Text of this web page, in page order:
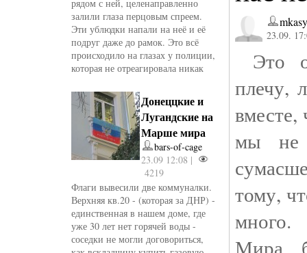
рядом с ней, целенаправленно
залили глаза перцовым спреем.
Эти ублюдки напали на неё и её
подруг даже до рамок. Это всё
происходило на глазах у полиции,
которая не отреагировала никак
Донеццкие и
Лугандские на
Марше мира
bars-of-cage
23.09 12:08 |
4219
Флаги вывесили две коммуналки.
Верхняя кв.20 - (которая за ДНР) -
единственная в нашем доме, где
уже 30 лет нет горячей воды -
соседки не могли договориться,
23.09.
Это
плечу,
вместе,
мы не
тому,
много.
Мира